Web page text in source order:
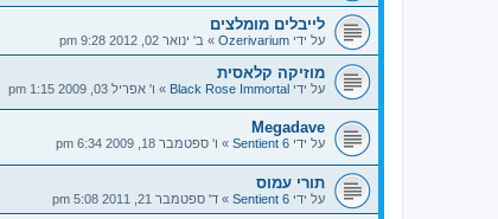
לייבלים מומלצים
על ידי Ozerivarium
» ב' ינואר 02, 2012 9:28 pm
מוזיקה קלאסית
על ידי Black Rose Immortal
» ו' אפריל 03, 2009 1:15 pm
Megadave
על ידי Sentient 6
» ו' ספטמבר 18, 2009 6:34 pm
תורי עמוס
על ידי Sentient 6
» ד' ספטמבר 21, 2011 5:08 pm